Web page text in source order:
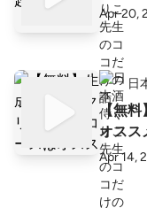
Apr 20,
日
【無料
オスス
Apr 14,